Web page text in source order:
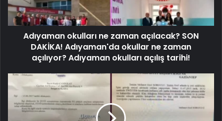
Adıyaman okulları ne zaman açılacak? SON
DAKİKA! Adıyaman'da okullar ne zaman
açılıyor? Adıyaman okulları açılış tarihi!